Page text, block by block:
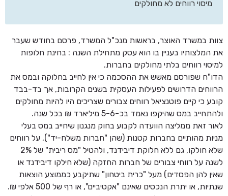
מיסוי רווחים לא מחולקים
צוות במשרד האוצר, בראשות מנכ"ל המשרד, פרסם בחודש שעבר
את המלצותיו בעניין בו הוא עסק מתחילת השנה : בחינת חלופות
למיסוי רווחים בלתי מחולקים בחברות.
הדו"ח שפורסם מאשש את ההסכמה כי אין לחייב בחלוקה ובמס את
הרווחים הדרושים לפעילות העסקית בשנים הקרובות, אך בד-בבד
קובע כי קיים פוטנציאל רווחים צבורים שצריכים היו להיות מחולקים
ולהתחייב במס שהיקפו נאמד בכ-5-6 מיליארד ₪ בכל שנה.
לאור זאת ממליצה הוועדה לקבוע בחוק מנגנון שיחייב במס בעלי
מניות מהותיים בחברות קטנות (שהן "חברות משלח-יד"), על רווחים
שלא חולקו, גם ללא חלוקת דיבידנד, ולהטיל "מס ריבית" של 2%
לשנה על רווחי צבורים של חברות החזקה (שלא חילקו דיבידנד או
שאין להן הפסדים) מעל "כרית ביטחון" שתיקבע כממוצע הוצאות
שנתיות, או יתרת הנכסים שאינם "אקטיביים", או רף של 500 אלפי ₪.